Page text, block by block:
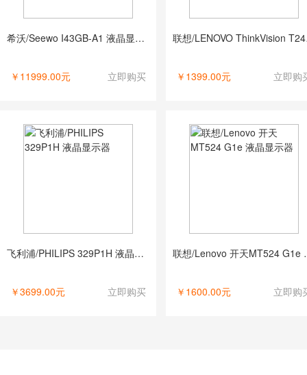
希沃/Seewo I43GB-A1 液晶显示器
￥11999.00元 立即购买
联
￥1399.00元 立即购
飞利浦/PHILIPS 329P1H 液晶显示器
￥3699.00元 立即购买
联想/
￥1600.00元 立即购